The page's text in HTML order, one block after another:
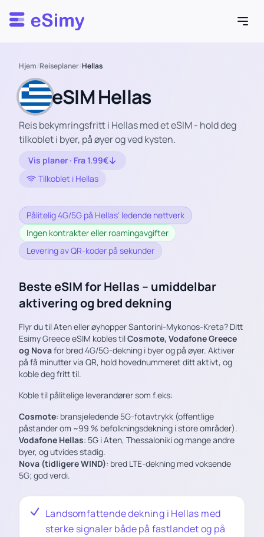
Esimy
Hjem/Reiseplaner/Hellas
eSIM Hellas
Reis bekymringsfritt i Hellas med et eSIM - hold deg
tilkoblet i byer, på øyer og ved kysten.
Vis planer · Fra 1.99€
Tilkoblet i Hellas
Pålitelig 4G/5G på Hellas' ledende nettverk
Ingen kontrakter eller roamingavgifter
Levering av QR-koder på sekunder
Beste eSIM for Hellas – umiddelbar
aktivering og bred dekning
Flyr du til Aten eller øyhopper Santorini-Mykonos-Kreta? Ditt
Esimy Greece eSIM kobles tilCosmote, Vodafone Greece
og Novafor bred 4G/5G-dekning i byer og på øyer. Aktiver
på få minutter via QR, hold hovednummeret ditt aktivt, og
koble deg fritt til.
Koble til pålitelige leverandører som f.eks:
Cosmote: bransjeledende 5G-fotavtrykk (offentlige
påstander om ~99 % befolkningsdekning i store områder).
Vodafone Hellas: 5G i Aten, Thessaloniki og mange andre
byer, og utvides stadig.
Nova (tidligere WIND): bred LTE-dekning med voksende
5G; god verdi.
Landsomfattende dekning i Hellas med
sterke signaler både på fastlandet og på